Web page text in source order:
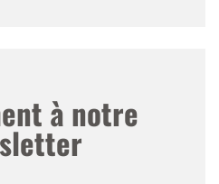
à notre